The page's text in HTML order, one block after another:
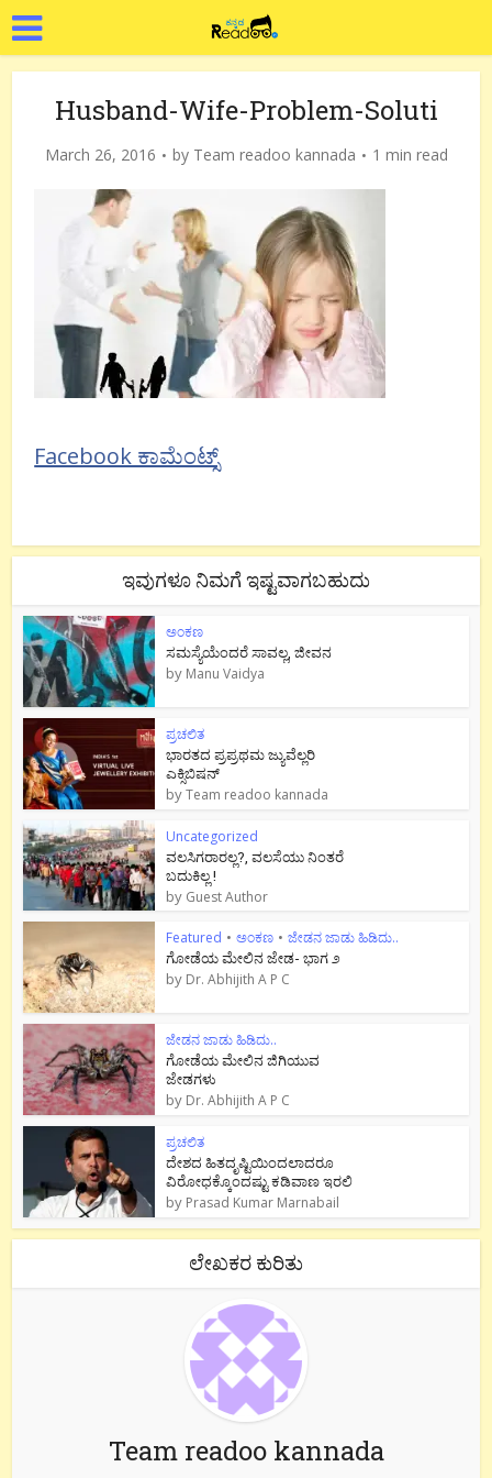
Husband-Wife-Problem-Soluti
March 26, 2016 by Team readoo kannada 1 min read
Facebook ಕಾಮೆಂಟ್ಸ್
ಇವುಗಳೂ ನಿಮಗೆ ಇಷ್ಟವಾಗಬಹುದು
ಅಂಕಣ
ಸಮಸ್ಯೆಯೆಂದರೆ ಸಾವಲ್ಲ, ಜೀವನ
by Manu Vaidya
ಪ್ರಚಲಿತ
ಭಾರತದ ಪ್ರಪ್ರಥಮ ಜ್ಯುವೆಲ್ಲರಿ
ಎಕ್ಸಿಬಿಷನ್
byTeam readoo kannada
Uncategorized
ವಲಸಿಗರಾರಲ್ಲ?, ವಲಸೆಯು ನಿಂತರೆ
ಬದುಕಿಲ್ಲ !
by Guest Author
Featured • ಅಂಕಣ • ಜೇಡನ ಜಾಡು ಹಿಡಿದು..
ಗೋಡೆಯ ಮೇಲಿನ ಜೇಡ- ಭಾಗ ೨
by Dr. Abhijith A P C
ಜೇಡನ ಜಾಡು ಹಿಡಿದು..
ಗೋಡೆಯ ಮೇಲಿನ ಜಿಗಿಯುವ
ಜೇಡಗಳು
by Dr. Abhijith A P C
ಪ್ರಚಲಿತ
ದೇಶದ ಹಿತದೃಷ್ಟಿಯಿಂದಲಾದರೂ
ವಿರೋಧಕ್ಕೊಂದಷ್ಟು ಕಡಿವಾಣ ಇರಲಿ
by Prasad Kumar Marnabail
ಲೇಖಕರ ಕುರಿತು
Team readoo kannada